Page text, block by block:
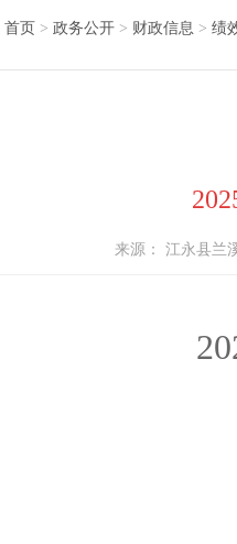
首页 > 政务公开 > 财政信息 > 绩
来源：江永县兰